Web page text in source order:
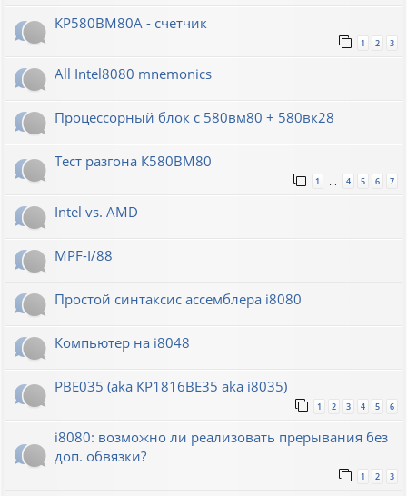
КР580ВМ80А - счетчик
1 2 3
All Intel8080 mnemonics
Процессорный блок с 580вм80 + 580вк28
Тест разгона К580ВМ80
1 … 4 5 6 7
Intel vs. AMD
MPF-I/88
Простой синтаксис ассемблера i8080
Компьютер на i8048
РВЕ035 (aka КР1816ВЕ35 aka i8035)
1 2 3 4 5 6
i8080: возможно ли реализовать прерывания без
доп. обвязки?
1 2 3